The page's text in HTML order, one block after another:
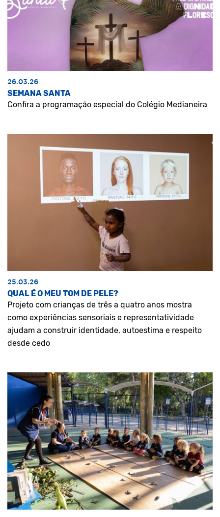
26.03.26
SEMANA SANTA
Confira a programação especial do Colégio Medianeira
25.03.26
QUAL É O MEU TOM DE PELE?
Projeto com crianças de três a quatro anos mostra
como experiências sensoriais e representatividade
ajudam a construir identidade, autoestima e respeito
desde cedo